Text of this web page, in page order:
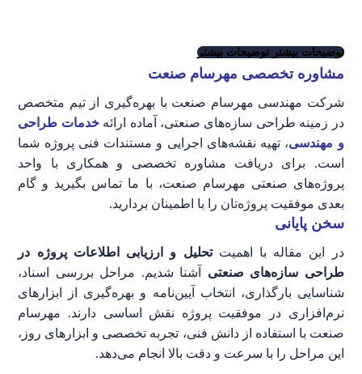
توضیحات بیشترتوضیحات بیشتر
مشاوره تخصصی مهرسام صنعت
شرکت مهندسی مهرسام صنعت با بهره‌گیری از تیم متخصص
در زمینه طراحی سازه‌های صنعتی، آماده ارائهخدمات طراحی
و مهندسی، تهیه نقشه‌های اجرایی و مستندات فنی پروژه شما
است. برای دریافت مشاوره تخصصی و همکاری با واحد
پروژه‌های صنعتی مهرسام صنعت، با ما تماس بگیرید و گام
بعدی موفقیت پروژه‌تان را با اطمینان بردارید.
سخن پایانی
در این مقاله با اهمیتتحلیل و ارزیابی اطلاعات پروژه در
طراحی سازه‌های صنعتی آشنا شدیم. مراحل بررسی اسناد،
شناسایی بارگذاری، انتخاب آیین‌نامه و بهره‌گیری از ابزارهای
نرم‌افزاری در موفقیت پروژه نقش اساسی دارند. مهرسام
صنعت با استفاده از دانش فنی، تجربه تخصصی و ابزارهای روز،
این مراحل را با سرعت و دقت بالا انجام می‌دهد.